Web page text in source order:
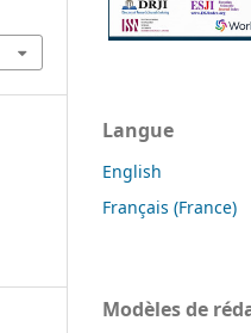
Langue
English
Français (France)
Modèles de